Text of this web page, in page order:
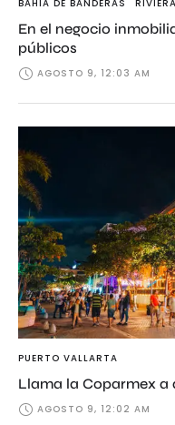
BAHÍA DE BANDERAS
En el negocio
públicos
AGOSTO 9, 12:03 AM
PUERTO VALLARTA
Llama la Coparmex
AGOSTO 9, 12:02 AM